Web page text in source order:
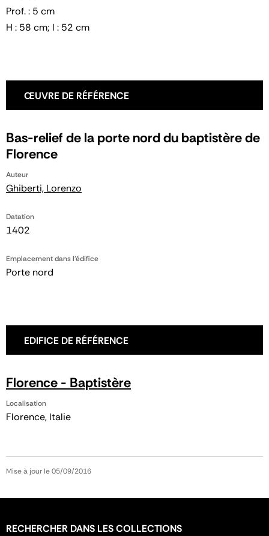
Prof. : 5 cm
H : 58 cm; l : 52 cm
ŒUVRE DE RÉFÉRENCE
Bas-relief de la porte nord du baptistère de
Florence
Auteur
Ghiberti, Lorenzo
Datation
1402
Emplacement dans l'édifice
Porte nord
EDIFICE DE RÉFÉRENCE
Florence - Baptistère
Localisation
Florence, Italie
Mise à jour le 05/09/2016
RECHERCHER DANS LES COLLECTIONS